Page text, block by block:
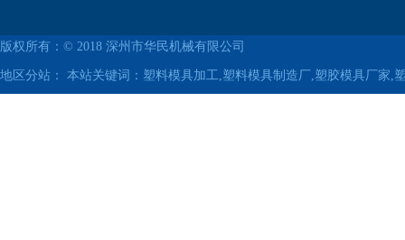
版权所有：© 2018 深州市华民机械有限公司
地区分站： 本站关键词：塑料模具加工,塑料模具制造厂,塑胶模具厂家,